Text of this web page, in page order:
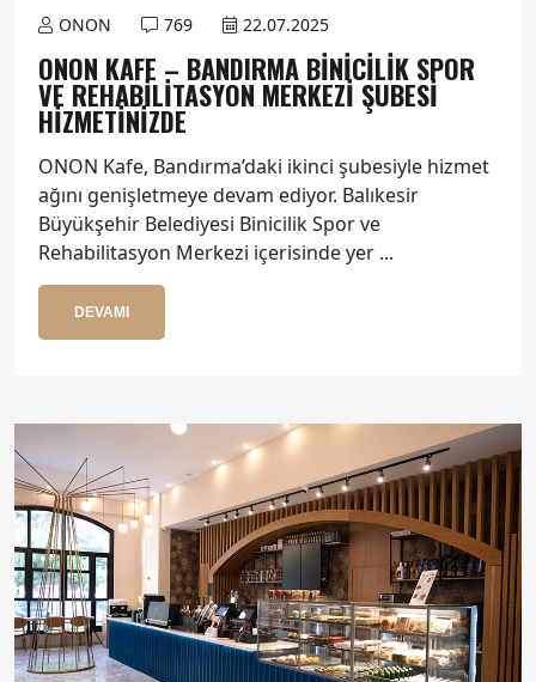
ONON 769 22.07.2025
ONON KAFE – BANDIRMA BINICILIK SPOR
VE REHABILITASYON MERKEZI ŞUBESI
HIZMETINIZDE
ONON Kafe, Bandırma’daki ikinci şubesiyle hizmet
ağını genişletmeye devam ediyor. Balıkesir
Büyükşehir Belediyesi Binicilik Spor ve
Rehabilitasyon Merkezi içerisinde yer ...
DEVAMI